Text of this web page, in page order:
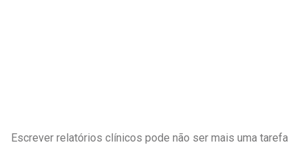
Escrever relatórios clínicos pode não ser mais uma tarefa